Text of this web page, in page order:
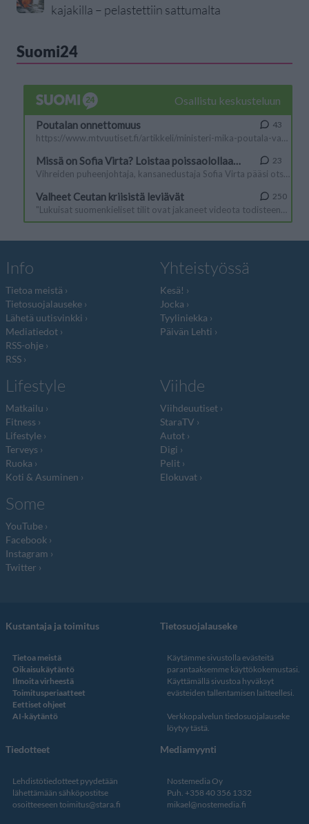
kajakilla – pelastettiin sattumalta
Suomi24
Info
Tietoa meistä
Tietosuojalauseke
Lähetä uutisvinkki
Mediatiedot
RSS-ohje
RSS
Yhteistyössä
Kesä!
Jocka
Tyyliniekka
Päivän Lehti
Lifestyle
Matkailu
Fitness
Lifestyle
Terveys
Ruoka
Koti & Asuminen
Viihde
Viihdeuutiset
StaraTV
Autot
Digi
Pelit
Elokuvat
Some
YouTube
Facebook
Instagram
Twitter
Kustantaja ja toimitus
Tietoa meistä
Oikaisukäytäntö
Ilmoita virheestä
Toimitusperiaatteet
Eettiset ohjeet
AI-käytäntö
Tietosuojalauseke
Käytämme sivustolla evästeitä
parantaaksemme käyttökokemustasi.
Käyttämällä sivustoa hyväksyt
evästeiden tallentamisen laitteellesi.
Verkkopalvelun tiedosuojalauseke
löytyy tästä.
Tiedotteet
Lehdistötiedotteet pyydetään
lähettämään sähköpostitse
osoitteeseen toimitus@stara.fi
Mediamyynti
Nostemedia Oy
Puh. +358 40 356 1332
mikael@nostemedia.fi